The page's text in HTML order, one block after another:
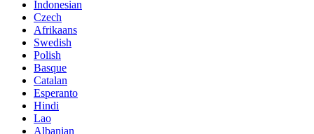
Indonesian
Czech
Afrikaans
Swedish
Polish
Basque
Catalan
Esperanto
Hindi
Lao
Albanian